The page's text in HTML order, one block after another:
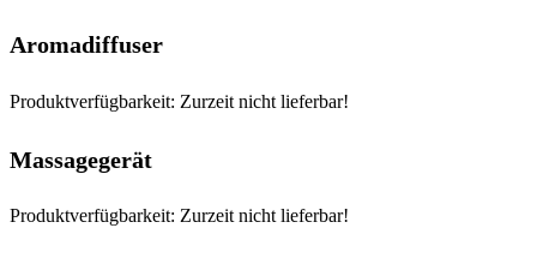
Aromadiffuser
Produktverfügbarkeit: Zurzeit nicht lieferbar!
Massagegerät
Produktverfügbarkeit: Zurzeit nicht lieferbar!